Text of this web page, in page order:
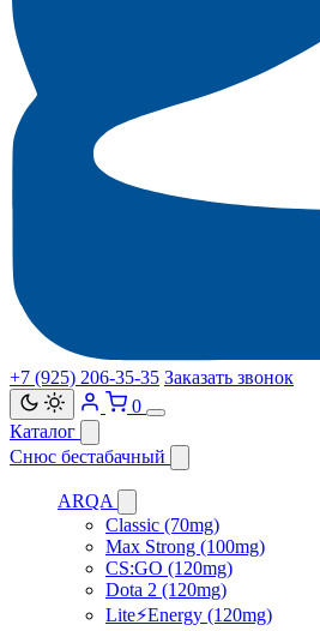
+7 (925) 206‑35‑35 Заказать звонок
0
Каталог
Снюс бестабачный
ARQA
Classic (70mg)
Max Strong (100mg)
CS:GO (120mg)
Dota 2 (120mg)
Lite⚡Energy (120mg)